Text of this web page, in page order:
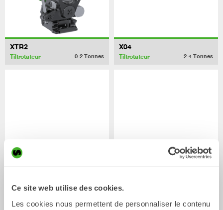
Ce site web utilise des cookies.
Les cookies nous permettent de personnaliser le contenu
XTR2
Tiltrotateur 0-2 Tonnes
X04
Tiltrotateur 2-4 Tonnes
Tiltrotateur 4-7Tonnes Tiltrotateur